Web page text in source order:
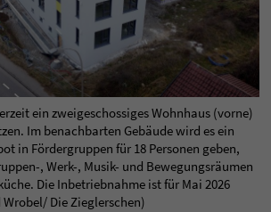
ein zweigeschossiges Wohnhaus (vorne)
Im benachbarten Gebäude wird es ein
in Fördergruppen für 18 Personen geben,
, Werk-, Musik- und Bewegungsräumen
Die Inbetriebnahme ist für Mai 2026
Die Zieglerschen)